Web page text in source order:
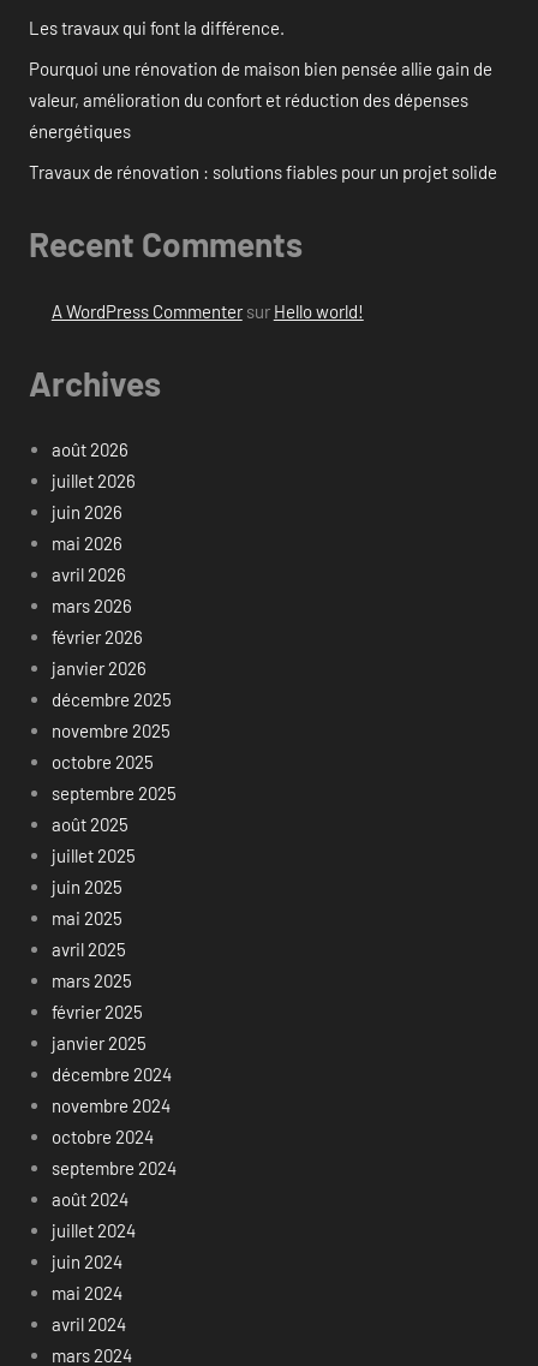
Les travaux qui font la différence.
Pourquoi une rénovation de maison bien pensée allie gain de
valeur, amélioration du confort et réduction des dépenses
énergétiques
Travaux de rénovation : solutions fiables pour un projet solide
Recent Comments
A WordPress Commentersur Hello world!
Archives
août 2026
juillet 2026
juin 2026
mai 2026
avril 2026
mars 2026
février 2026
janvier 2026
décembre 2025
novembre 2025
octobre 2025
septembre 2025
août 2025
juillet 2025
juin 2025
mai 2025
avril 2025
mars 2025
février 2025
janvier 2025
décembre 2024
novembre 2024
octobre 2024
septembre 2024
août 2024
juillet 2024
juin 2024
mai 2024
avril 2024
mars 2024